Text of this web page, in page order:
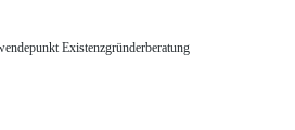
Existenzgründerberatung